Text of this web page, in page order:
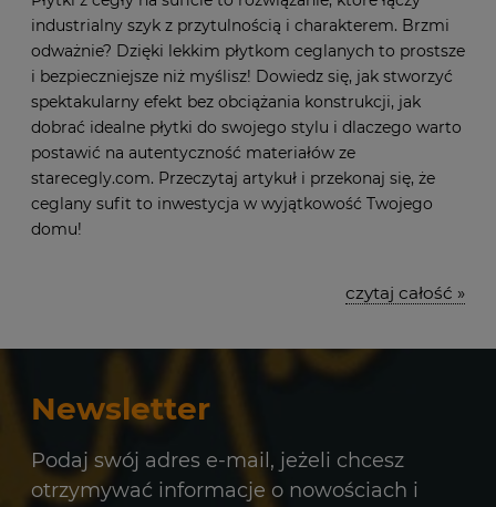
industrialny szyk z przytulnością i charakterem. Brzmi
odważnie? Dzięki lekkim płytkom ceglanych to prostsze
i bezpieczniejsze niż myślisz! Dowiedz się, jak stworzyć
spektakularny efekt bez obciążania konstrukcji, jak
dobrać idealne płytki do swojego stylu i dlaczego warto
postawić na autentyczność materiałów ze
starecegly.com. Przeczytaj artykuł i przekonaj się, że
ceglany sufit to inwestycja w wyjątkowość Twojego
domu!
czytaj całość »
Newsletter
Podaj swój adres e-mail, jeżeli chcesz
otrzymywać informacje o nowościach i